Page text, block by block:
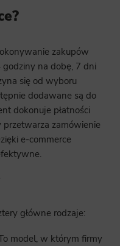
zakupów
na dobę, 7 dni
się od wyboru
dodawane są do
dokonuje płatności
zamówienie
e-commerce
główne rodzaje:
model, w którym firmy